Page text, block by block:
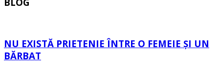
NU EXISTĂ PRIETENIE ÎNTRE O FEMEIE ȘI UN
BĂRBAT